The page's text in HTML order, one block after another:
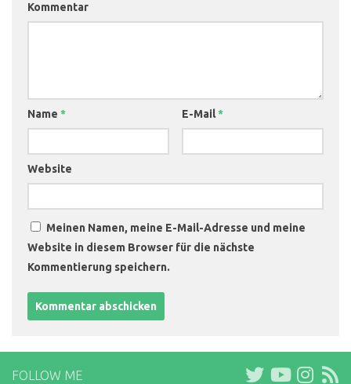
Kommentar
Name * E-Mail*
Website
Meinen Namen, meine E-Mail-Adresse und meine
Website in diesem Browser für die nächste
Kommentierung speichern.
FOLLOW ME